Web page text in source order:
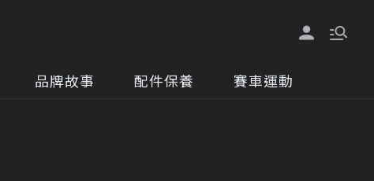
品牌故事 配件保養 賽車運動